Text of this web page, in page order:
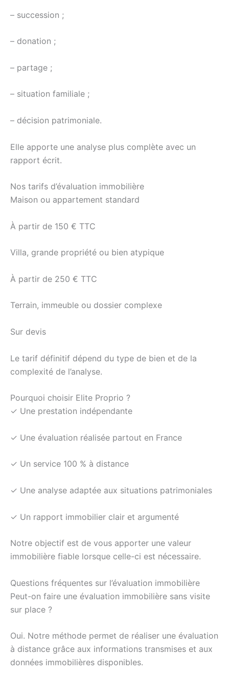
– succession ;
– donation ;
– partage ;
– situation familiale ;
– décision patrimoniale.
Elle apporte une analyse plus complète avec un
rapport écrit.
Nos tarifs d’évaluation immobilière
Maison ou appartement standard
À partir de 150 € TTC
Villa, grande propriété ou bien atypique
À partir de 250 € TTC
Terrain, immeuble ou dossier complexe
Sur devis
Le tarif définitif dépend du type de bien et de la
complexité de l’analyse.
Pourquoi choisir Elite Proprio ?
✓ Une prestation indépendante
✓ Une évaluation réalisée partout en France
✓ Un service 100 % à distance
✓ Une analyse adaptée aux situations patrimoniales
✓ Un rapport immobilier clair et argumenté
Notre objectif est de vous apporter une valeur
immobilière fiable lorsque celle-ci est nécessaire.
Questions fréquentes sur l’évaluation immobilière
Peut-on faire une évaluation immobilière sans visite
sur place ?
Oui. Notre méthode permet de réaliser une évaluation
à distance grâce aux informations transmises et aux
données immobilières disponibles.